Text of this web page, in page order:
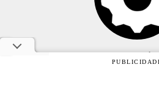
Anuncie